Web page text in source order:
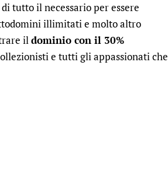
tutto il necessario per essere
illimitati e molto altro
ildominio con il 30%
e tutti gli appassionati che